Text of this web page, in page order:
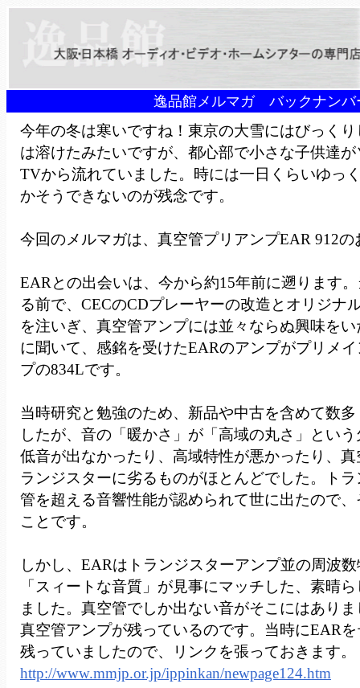
逸品館メルマガ バックナン
今年の冬は寒いですね！東京の大雪にはびっく
は溶けたみたいですが、都心部で小さな子供達
TVから流れていました。時には一日くらいゆっ
かそうできないのが残念です。
今回のメルマガは、真空管プリアンプEAR 912
EARとの出会いは、今から約15年前に遡ります
る前で、CECのCDプレーヤーの改造とオリジナ
を注いぎ、真空管アンプには並々ならぬ興味を
に聞いて、感銘を受けたEARのアンプがプリメ
プの834Lです。
当時研究と勉強のため、新品や中古を含めて数
したが、音の「暖かさ」が「高域の丸さ」とい
低音が出なかったり、高域特性が悪かったり、
ランジスターに劣るものがほとんどでした。ト
管を超える音響性能が認められて世に出たので
ことです。
しかし、EARはトランジスターアンプ並の周波
「スィートな音質」が見事にマッチした、素晴
ました。真空管でしか出ない音がそこにはあり
真空管アンプが残っているのです。当時にEAR
残っていましたので、リンクを張っておきます。
http://www.mmjp.or.jp/ippinkan/newpage124.htm